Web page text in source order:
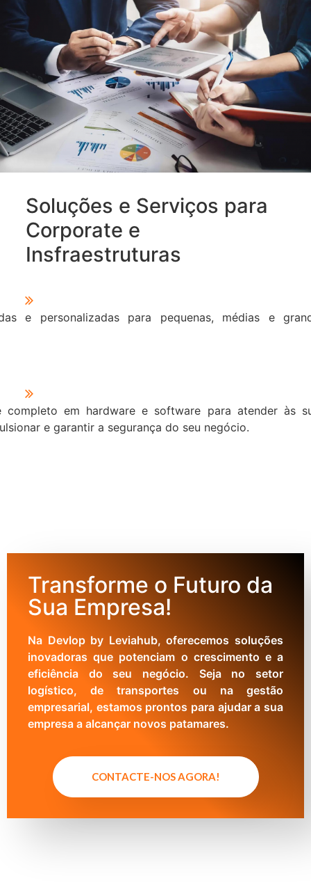
Soluções e Serviços para
Corporate e
Insfraestruturas
e personalizadas para pequenas, médias e
em hardware e software para atender às
e garantir a segurança do seu negócio.
Transforme o Futuro da
Sua Empresa!
Na Devlop by Leviahub, oferecemos soluções
inovadoras que potenciam o crescimento e a
eficiência do seu negócio. Seja no setor
logístico, de transportes ou na gestão
empresarial, estamos prontos para ajudar a sua
empresa a alcançar novos patamares.
CONTACTE-NOS AGORA!